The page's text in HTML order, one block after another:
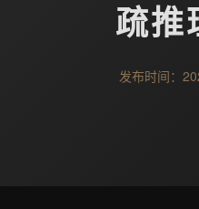
疏推
发布时间：